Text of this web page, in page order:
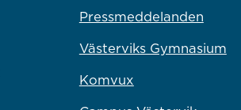
Pressmeddelanden
Västerviks Gymnasium
Komvux